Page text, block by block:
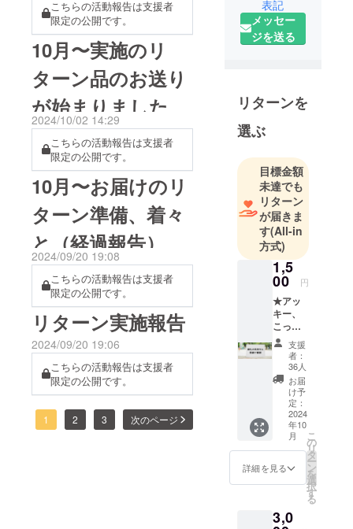
タッフを大募集」いたしま
す!! 【出演者ワークショップ
オーディション】日時：
2025年4月13日(日)13:00〜
14:30会場：観音寺市大野原
中央集会場 (香川県観音寺市
大野原町大野原1349番地)対
象：香川県在住の18歳以上
の方(演技未経験OK！)参加
料：無料(会場までの交通費
は自己負担)持ち物：筆記用
具、ワクワクした気持ち申
込み：右記の応募フォーム
より：https://x.gd/FHoNn締
切り：2025年4月6日(日)※ス
タッフご希望の方は、オー
ディションを受けていただ
く必要はありません今年
は、観音寺市で60年目とな
る夏の風物詩「銭形まつ
こちらの活動報告は支援者
限定の公開です。
10月〜実施のリ
ターン品のお送り
が始まりました
2024/10/02 14:29
こちらの活動報告は支援者
限定の公開です。
10月〜お届けのリ
ターン準備、着々
と（経過報告）
2024/09/20 19:08
こちらの活動報告は支援者
限定の公開です。
リターン実施報告
2024/09/20 19:06
こちらの活動報告は支援者
限定の公開です。
1 2 3 次のページ
を離れ、演
劇の道に進
む。東京で
を重ねなが
と感じる企
ロデュース
し実現する
「たのしい
くわだて」
をスタート
させた。
香川県は西
讃エリア、
観音寺市に
生まれた廣
田琴美(こっ
ちゃん)は、
観音寺第一
高等学校 卒
業後に香川
県を離れ、
演劇と関る
ことなく会
る。退職後
表記
メッセー
ジを送る
リターンを
選ぶ
目標金額
未達でも
リターン
が届きま
す(All-in
方式)
1,5
00 円
★アッ
キー、
こっ
ちゃん
からの
御礼
メッ
セージ
(メール)
★オン
ライン
による
公演映
像の視
聴(約75
ル：視
支援
者：
36人
お届
け予
定：
2024
年10
月
詳細を見る
こ
の
リ
タ
ー
ン
を
選
択
す
る
3,0